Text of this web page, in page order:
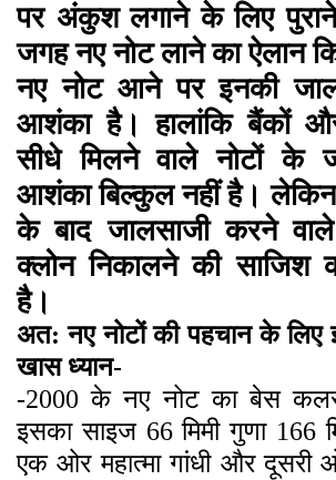
पर अंकुश लगाने के लिए
जगह नए नोट लाने का ऐलान
नए नोट आने पर इनकी
आशंका है। हालांकि बैंकों
सीधे मिलने वाले नोटों के
आशंका बिल्कुल नहीं है।
के बाद जालसाजी करने
क्लोन निकालने की साजिश
है।
अत: नए नोटों की पहचान के लिए
खास ध्यान-
-2000 के नए नोट का बेस
इसका साइज 66 मिमी गुणा 166
एक ओर महात्मा गांधी और दूसरी